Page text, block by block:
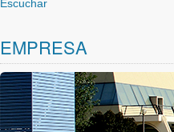
Escuchar
EMPRESA